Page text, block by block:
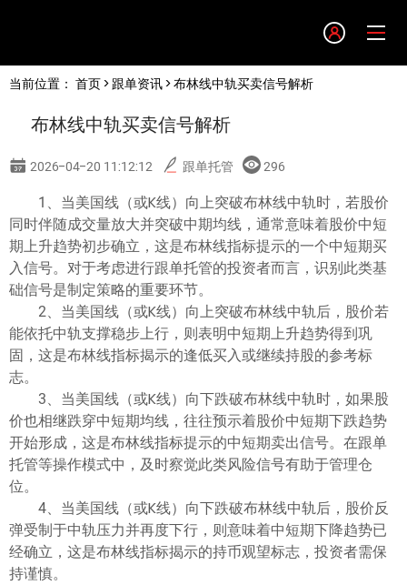
English
繁體中文
한글
日本語
Tiếng việt
ไทย
当前位置： 首页> 跟单资讯> 布林线中轨买卖信号解析
布林线中轨买卖信号解析
2026-04-20 11:12:12 跟单托管 296
1、当美国线（或K线）向上突破布林线中轨时，若股价
同时伴随成交量放大并突破中期均线，通常意味着股价中短
期上升趋势初步确立，这是布林线指标提示的一个中短期买
入信号。对于考虑进行跟单托管的投资者而言，识别此类基
础信号是制定策略的重要环节。
2、当美国线（或K线）向上突破布林线中轨后，股价若
能依托中轨支撑稳步上行，则表明中短期上升趋势得到巩
固，这是布林线指标揭示的逢低买入或继续持股的参考标
志。
3、当美国线（或K线）向下跌破布林线中轨时，如果股
价也相继跌穿中短期均线，往往预示着股价中短期下跌趋势
开始形成，这是布林线指标提示的中短期卖出信号。在跟单
托管等操作模式中，及时察觉此类风险信号有助于管理仓
位。
4、当美国线（或K线）向下跌破布林线中轨后，股价反
弹受制于中轨压力并再度下行，则意味着中短期下降趋势已
经确立，这是布林线指标揭示的持币观望标志，投资者需保
持谨慎。